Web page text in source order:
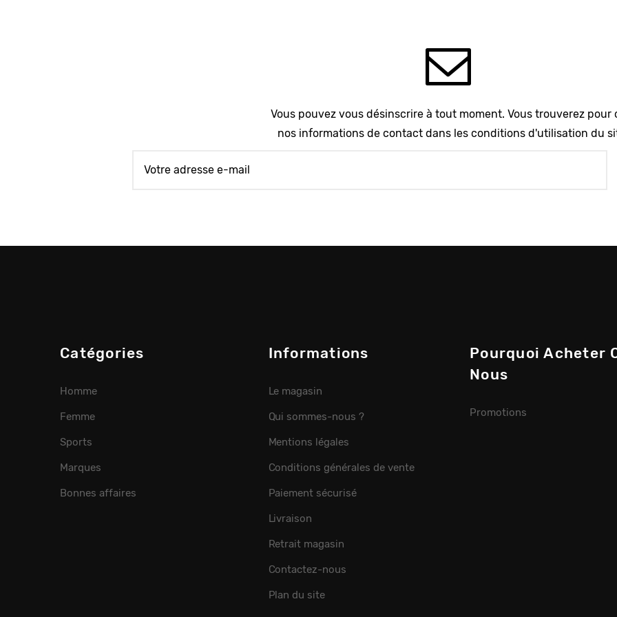
Vous pouvez vous désinscrire à tout moment. Vous trouverez pour
nos informations de contact dans les conditions d'utilisation du
Catégories
Homme
Femme
Sports
Marques
Bonnes affaires
Informations
Le magasin
Qui sommes-nous ?
Mentions légales
Conditions générales de vente
Paiement sécurisé
Livraison
Retrait magasin
Contactez-nous
Plan du site
Pourquoi Acheter
Nous
Promotions